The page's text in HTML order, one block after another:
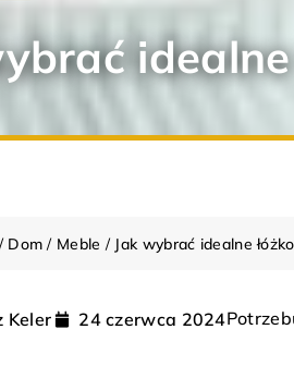
/ Dom / Meble / Jak wybrać idealne
Keler 24 czerwca 2024
DOM ARANŻACJA